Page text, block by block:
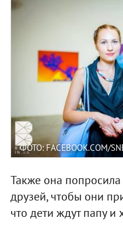
ФОТО: FACEBOOK.COM/
Также она
друзей, чтобы они
что дети ждут папу и